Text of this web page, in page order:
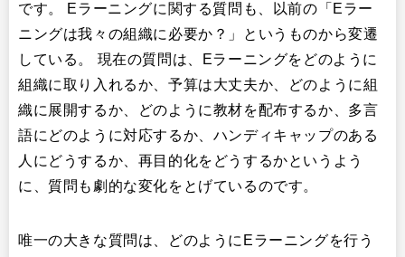
です。 Eラーニングに関する質問も、以前の「Eラー
ニングは我々の組織に必要か？」というものから変遷
している。 現在の質問は、Eラーニングをどのように
組織に取り入れるか、予算は大丈夫か、どのように組
織に展開するか、どのように教材を配布するか、多言
語にどのように対応するか、ハンディキャップのある
人にどうするか、再目的化をどうするかというよう
に、質問も劇的な変化をとげているのです。
唯一の大きな質問は、どのようにEラーニングを行う